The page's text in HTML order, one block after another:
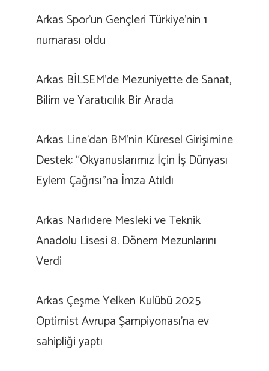
Arkas Spor’un Gençleri Türkiye’nin 1
numarası oldu
Arkas BİLSEM’de Mezuniyette de Sanat,
Bilim ve Yaratıcılık Bir Arada
Arkas Line’dan BM’nin Küresel Girişimine
Destek: “Okyanuslarımız İçin İş Dünyası
Eylem Çağrısı”na İmza Atıldı
Arkas Narlıdere Mesleki ve Teknik
Anadolu Lisesi 8. Dönem Mezunlarını
Verdi
Arkas Çeşme Yelken Kulübü 2025
Optimist Avrupa Şampiyonası’na ev
sahipliği yaptı